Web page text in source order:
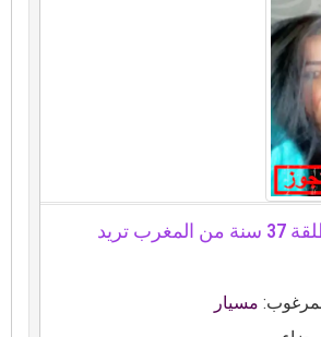
الاندلوسية مطلقة 37 سنة من المغرب تريد
مسيار